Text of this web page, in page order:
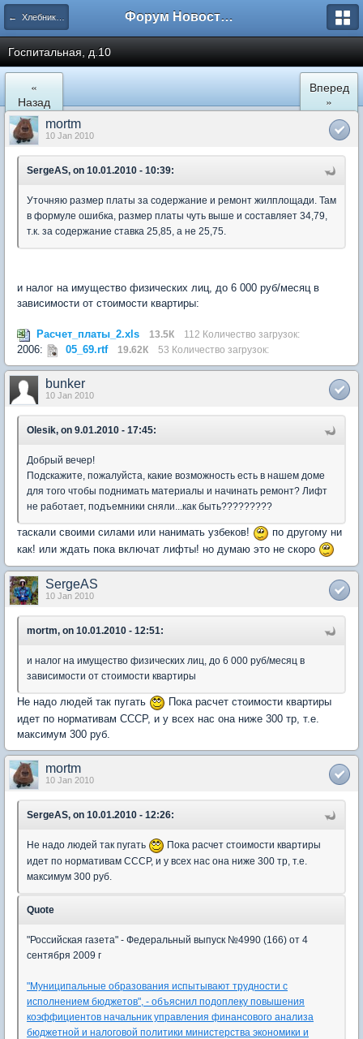
← Хлебниково Форум Новостройки
Госпитальная, д.10
«
Назад
Вперед
»
mortm
10 Jan 2010
SergeAS, on 10.01.2010 - 10:39:
Уточняю размер платы за содержание и ремонт жилплощади. Там
в формуле ошибка, размер платы чуть выше и составляет 34,79,
т.к. за содержание ставка 25,85, а не 25,75.
и налог на имущество физических лиц, до 6 000 руб/месяц в
зависимости от стоимости квартиры:
Расчет_платы_2.xls 13.5К 112 Количество загрузок:
2006: 05_69.rtf 19.62К 53 Количество загрузок:
bunker
10 Jan 2010
Olesik, on 9.01.2010 - 17:45:
Добрый вечер!
Подскажите, пожалуйста, какие возможность есть в нашем доме
для того чтобы поднимать материалы и начинать ремонт? Лифт
не работает, подъемники сняли...как быть?????????
таскали своими силами или нанимать узбеков!
по другому ни
как! или ждать пока включат лифты! но думаю это не скоро
SergeAS
10 Jan 2010
mortm, on 10.01.2010 - 12:51:
и налог на имущество физических лиц, до 6 000 руб/месяц в
зависимости от стоимости квартиры
Не надо людей так пугать
Пока расчет стоимости квартиры
идет по нормативам СССР, и у всех нас она ниже 300 тр, т.е.
максимум 300 руб.
mortm
10 Jan 2010
SergeAS, on 10.01.2010 - 12:26:
Не надо людей так пугать
Пока расчет стоимости квартиры
идет по нормативам СССР, и у всех нас она ниже 300 тр, т.е.
максимум 300 руб.
Quote
"Российская газета" - Федеральный выпуск №4990 (166) от 4
сентября 2009 г
"Муниципальные образования испытывают трудности с
исполнением бюджетов", - объяснил подоплеку повышения
коэффициентов начальник управления финансового анализа
бюджетной и налоговой политики министерства экономики и